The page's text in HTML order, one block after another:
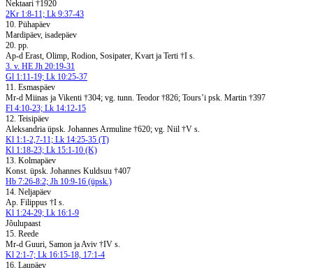
Nektaari †1920
2Kr 1:8-11; Lk 9:37-43
10. Pühapäev
Mardipäev, isadepäev
20. pp.
Ap-d Erast, Olimp, Rodion, Sosipater, Kvart ja Terti †I s.
3. v. HE Jh 20:19-31
Gl 1:11-19; Lk 10:25-37
11. Esmaspäev
Mr-d Miinas ja Vikenti †304; vg. tunn. Teodor †826; Tours’i psk. Martin †397
Fl 4:10-23; Lk 14:12-15
12. Teisipäev
Aleksandria üpsk. Johannes Armuline †620; vg. Niil †V s.
Kl 1:1-2,7-11; Lk 14:25-35 (T)
Kl 1:18-23; Lk 15:1-10 (K)
13. Kolmapäev
Konst. üpsk. Johannes Kuldsuu †407
Hb 7:26-8:2; Jh 10:9-16 (üpsk.)
14. Neljapäev
Ap. Filippus †I s.
Kl 1:24-29; Lk 16:1-9
Jõulupaast
15. Reede
Mr-d Guuri, Samon ja Aviv †IV s.
Kl 2:1-7; Lk 16:15-18, 17:1-4
16. Laupäev